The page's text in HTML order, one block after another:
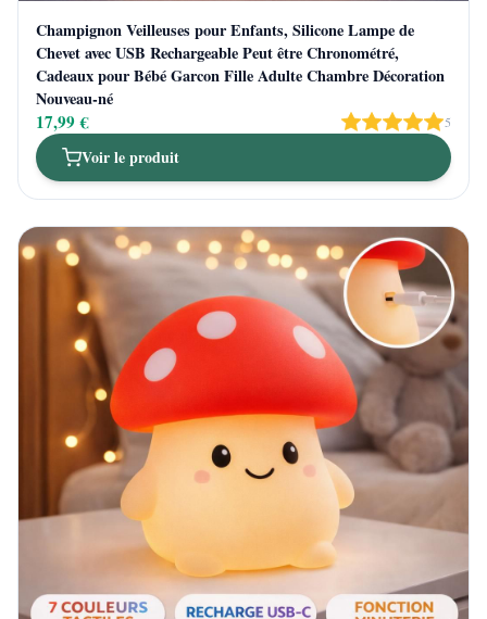
Champignon Veilleuses pour Enfants, Silicone Lampe de
Chevet avec USB Rechargeable Peut être Chronométré,
Cadeaux pour Bébé Garcon Fille Adulte Chambre Décoration
Nouveau-né
17,99 € 5
Voir le produit